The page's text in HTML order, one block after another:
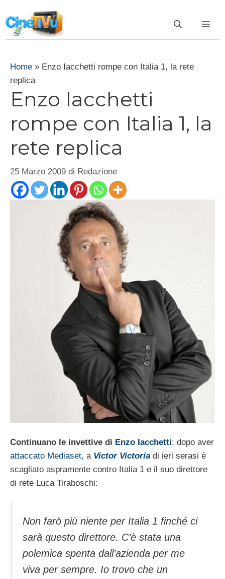
al
contenuto
Home » Enzo Iacchetti rompe con Italia 1, la rete
replica
Enzo Iacchetti
rompe con Italia 1, la
rete replica
25 Marzo 2009 di Redazione
Continuano le invettive di Enzo Iacchetti: dopo aver
attaccato Mediaset, a Victor Victoria di ieri serasi è
scagliato aspramente contro Italia 1 e il suo direttore
di rete Luca Tiraboschi:
Non farò più niente per Italia 1 finché ci
sarà questo direttore. C’è stata una
polemica spenta dall’azienda per me
viva per sempre. Io trovo che un